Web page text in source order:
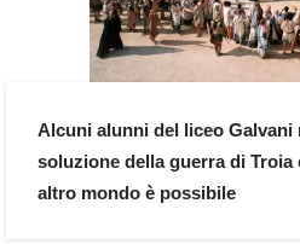
Alcuni alunni del liceo
soluzione della guerra di
altro mondo è possibile